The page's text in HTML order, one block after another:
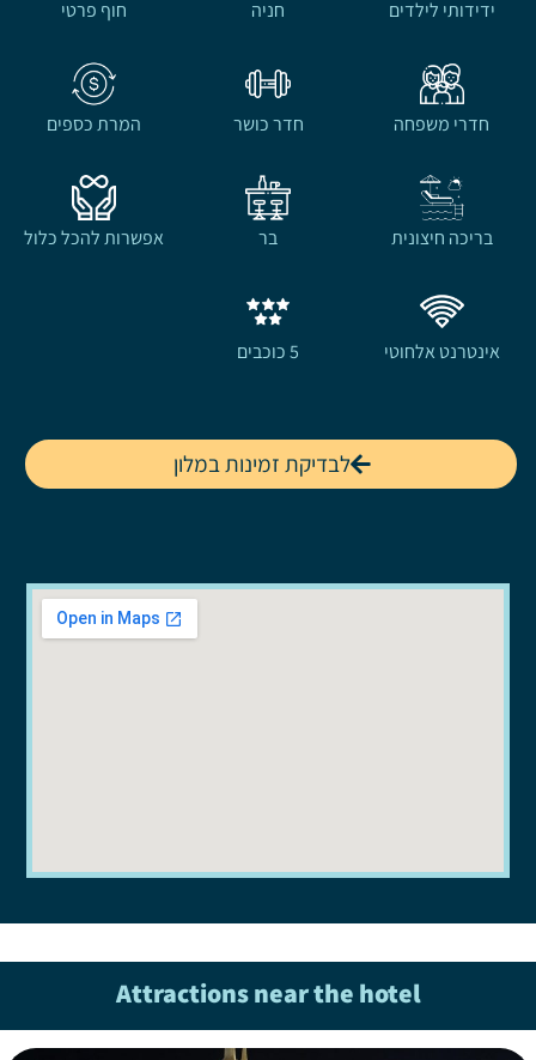
ידידותי לילדים חניה חוף פרטי
חדרי משפחה חדר כושר המרת כספים
בריכה חיצונית בר אפשרות להכל כלול
אינטרנט אלחוטי 5 כוכבים
לבדיקת זמינות במלון
Attractions near the hotel